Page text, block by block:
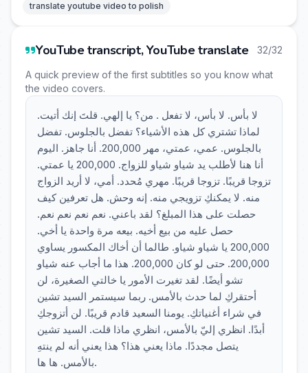
translate youtube video to polish
YouTube transcript, YouTube translate 32/32
A quick preview of the first subtitles so you know what
the video covers.
لا بأس. لا بأس، لا تفعل . من؟ يا إلهي. قلتَ إنك أتيت.
لماذا تشتري كل هذه الأشياء؟ تفضل بالجلوس. تفضل
بالجلوس. عمي، عمتي، مهر 200,000. أنا جاهز. اليوم
أنا هنا لأطلب يد شياو شياو للزواج. 200,000 يا عمتي.
تزوجا قريبًا. تزوجا قريبًا. مهري مُحدد. أمي، لا أريد الزواج
منه. لا يمكنكِ تزويجي منه. إنه وحش. هل تعرفين كيف
حصلت على هذا المبلغ؟ لقد باعني. نعم نعم نعم نعم.
حصل عليه من بيع أخيه. بيعه مرة واحدة يا أخي.
200,000 يا شياو شياو. طالما أن أخاك المكسور يساوي
200,000. حتى لو كان 200,000. هذا ما أجاب عنه شياو
تشو أيضًا. لقد تغيرت الأمور يا خالتي الصغيرة، لن
أحتقركِ لما حدث بالأمس. ربما سيستمر السيد تشين
في شراء أغنياتكِ. يومنا السعيد قادم قريبًا. لن أتزوجكِ
أبدًا. انظري إليّ بالأمس، انظري ماذا قلت. السيد تشين
يتصل مجددًا. ماذا يعني هذا؟ هذا يعني أنه لم ينتهِ
بالأمس. ها ها.